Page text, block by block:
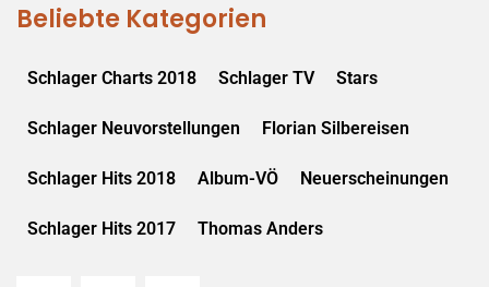
Beliebte Kategorien
Schlager Charts 2018 Schlager TV Stars
Schlager Neuvorstellungen Florian Silbereisen
Schlager Hits 2018 Album-VÖ Neuerscheinungen
Schlager Hits 2017 Thomas Anders